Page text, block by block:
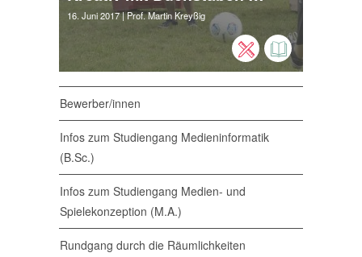
16. Juni 2017| Prof. Martin Kreyßig
Bewerber/innen
Infos zum Studiengang Medieninformatik
(B.Sc.)
Infos zum Studiengang Medien- und
Spielekonzeption (M.A.)
Rundgang durch die Räumlichkeiten